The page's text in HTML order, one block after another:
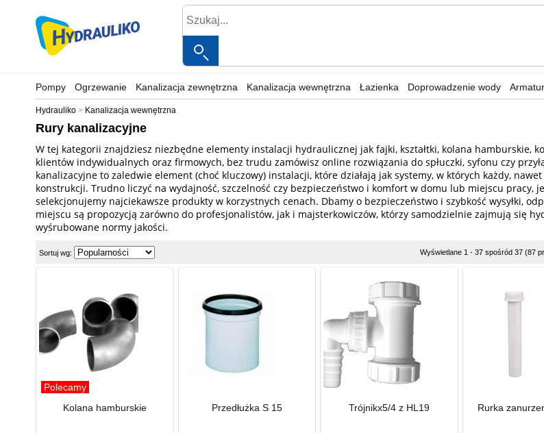
Pompy Ogrzewanie Kanalizacja zewnętrzna Kanalizacja wewnętrzna Łazienka Doprowadzenie wody
Hydrauliko Kanalizacja wewnętrzna
Rury kanalizacyjne
W tej kategorii znajdziesz niezbędne elementy instalacji hydraulicznej jak fajki, kształtki, kolana hamburskie,
klientów indywidualnych oraz firmowych, bez trudu zamówisz online rozwiązania do spłuczki, syfonu czy
kanalizacyjne to zaledwie element (choć kluczowy) instalacji, które działają jak systemy, w których każdy,
konstrukcji. Trudno liczyć na wydajność, szczelność czy bezpieczeństwo i komfort w domu lub miejscu pracy,
selekcjonujemy najciekawsze produkty w korzystnych cenach. Dbamy o bezpieczeństwo i szybkość wysyłki,
miejscu są propozycją zarówno do profesjonalistów, jak i majsterkowiczów, którzy samodzielnie zajmują się
wyśrubowane normy jakości.
Sortuj wg: Wyświetlane 1 - 37 spośród 37 (87
Polecamy
Kolana hamburskie
Przedłużka S 15 Trójnikx5/4 z HL19 Rurka